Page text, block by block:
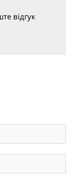
відгук